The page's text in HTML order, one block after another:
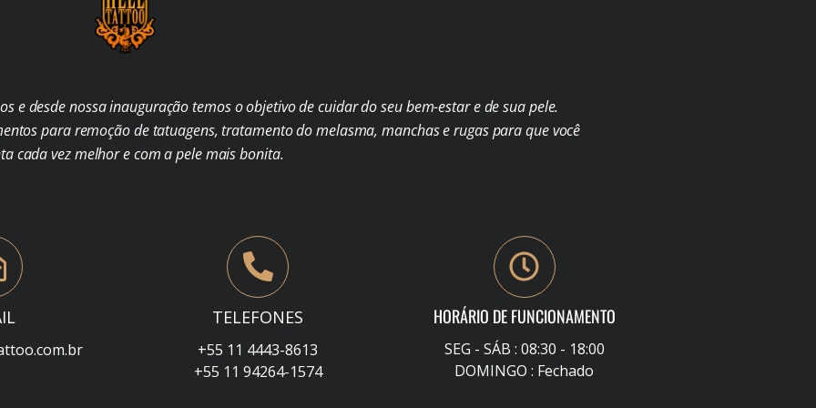
e desde nossa inauguração temos o objetivo de cuidar do seu bem-estar e de sua pele.
para remoção de tatuagens, tratamento do melasma, manchas e rugas para que você
cada vez melhor e com a pele mais bonita.
TELEFONES
+55 11 4443-8613
+55 11 94264-1574
HORÁRIO DE FUNCIONAMENTO
SEG - SÁB : 08:30 - 18:00
DOMINGO : Fechado